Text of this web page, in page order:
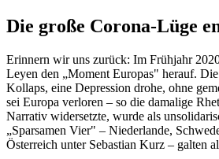
Die große Corona-Lüge
Erinnern wir uns zurück: Im Frühjahr
Leyen den „Moment Europas" herauf.
Kollaps, eine Depression drohe, ohne
sei Europa verloren – so die damalige
Narrativ widersetzte, wurde als
„Sparsamen Vier" – Niederlande,
Österreich unter Sebastian Kurz – galten